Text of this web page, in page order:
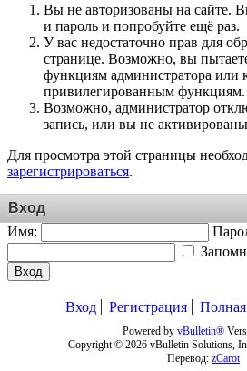
Вы не авторизованы на сайте.
и пароль и попробуйте ещё раз.
У вас недостаточно прав для
странице. Возможно, вы
функциям администратора или
привилегированным функциям.
Возможно, администратор
запись, или вы не
Для просмотра этой страницы
зарегистрироваться.
Вход
Имя:
Вход
Вход Регистрация Полная
Powered by vBulletin®
Copyright © 2026 vBulletin Solutions,
Перевод: zCarot